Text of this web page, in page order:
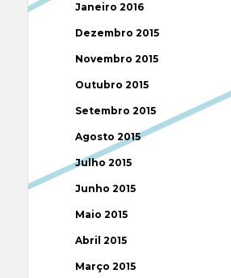
Janeiro 2016
Dezembro 2015
Novembro 2015
Outubro 2015
Setembro 2015
Agosto 2015
Julho 2015
Junho 2015
Maio 2015
Abril 2015
Março 2015